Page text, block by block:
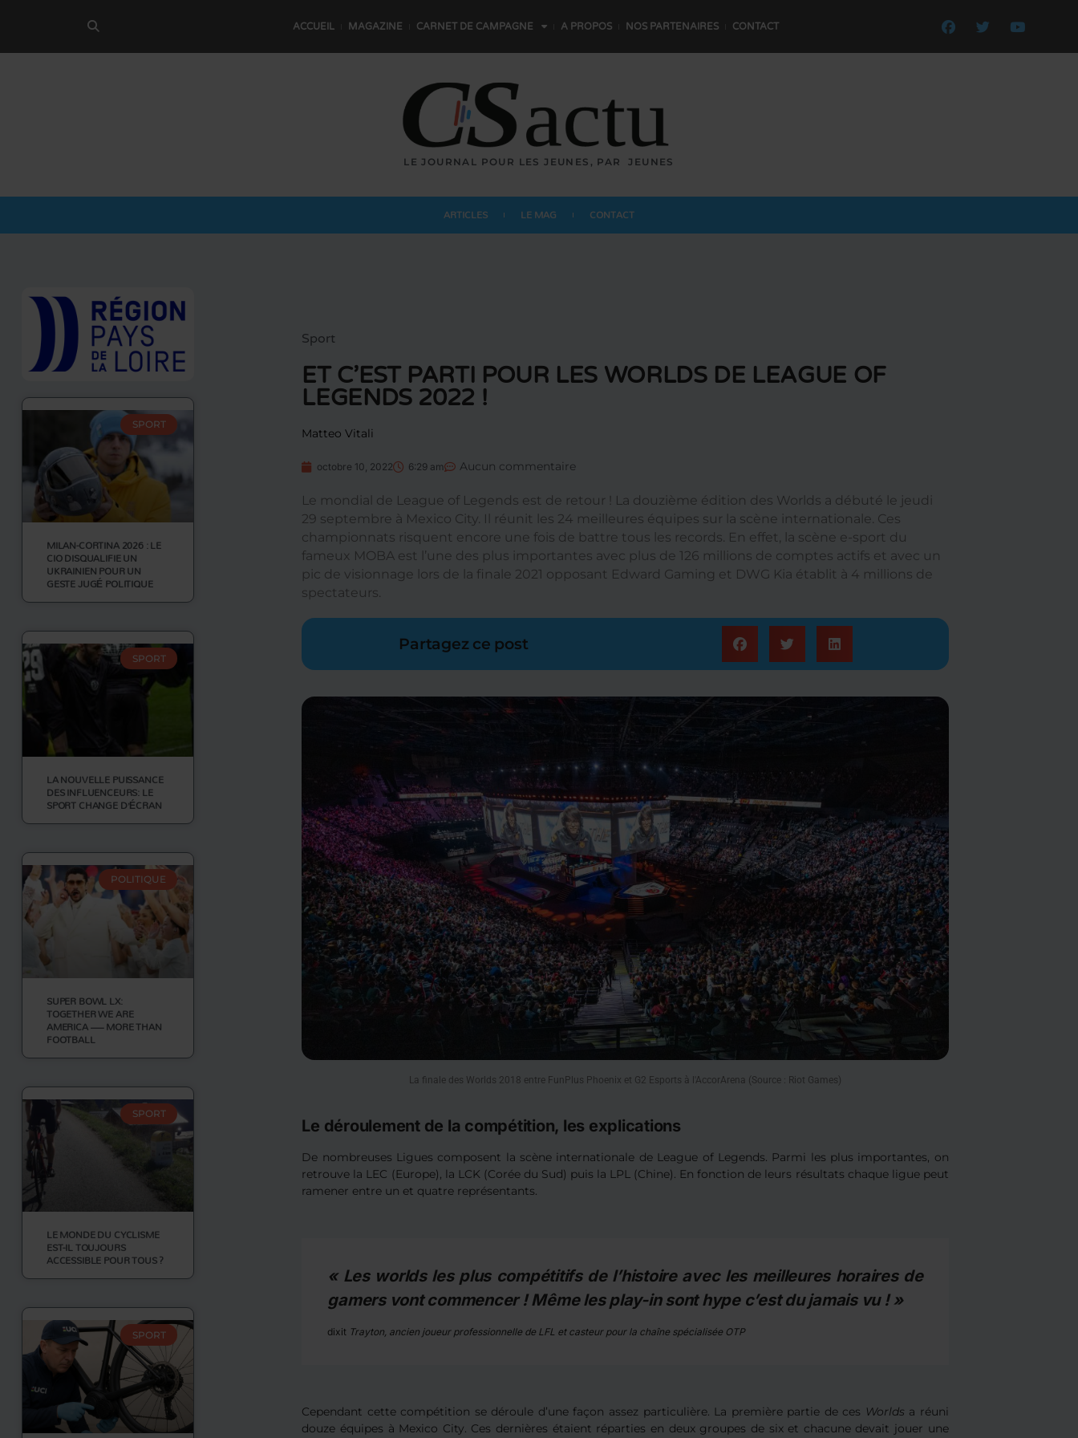
ACCUEIL MAGAZINE CARNET DE CAMPAGNE A PROPOS NOS PARTENAIRES CONTACT
LE JOURNAL POUR LES JEUNES, PAR LE S JEUNES
ARTICLES LE MAG CONTACT
SPORT
MILAN-CORTINA 2026 : LE
CIO DISQUALIFIE UN
UKRAINIEN POUR UN
GESTE JUGÉ POLITIQUE
SPORT
LA NOUVELLE PUISSANCE
DES INFLUENCEURS: LE
SPORT CHANGE D’ÉCRAN
POLITIQUE
SUPER BOWL LX:
TOGETHER WE ARE
AMERICA — MORE THAN
FOOTBALL
SPORT
LE MONDE DU CYCLISME
EST-IL TOUJOURS
ACCESSIBLE POUR TOUS ?
SPORT
Sport
ET C’EST PARTI POUR LES WORLDS DE LEAGUE OF
LEGENDS 2022 !
Matteo Vitali
octobre 10, 2022 6:29 am Aucun commentaire
Le mondial de League of Legends est de retour ! La douzième édition des Worlds a débuté le jeudi
29 septembre à Mexico City. Il réunit les 24 meilleures équipes sur la scène internationale. Ces
championnats risquent encore une fois de battre tous les records. En effet, la scène e-sport du
fameux MOBA est l’une des plus importantes avec plus de 126 millions de comptes actifs et avec un
pic de visionnage lors de la finale 2021 opposant Edward Gaming et DWG Kia établit à 4 millions de
spectateurs.
Partagez ce post
La finale des Worlds 2018 entre FunPlus Phoenix et G2 Esports à l'AccorArena (Source : Riot Games)
Le déroulement de la compétition, les explications
De nombreuses Ligues composent la scène internationale de League of Legends. Parmi les plus importantes, on
retrouve la LEC (Europe), la LCK (Corée du Sud) puis la LPL (Chine). En fonction de leurs résultats chaque ligue peut
ramener entre un et quatre représentants.
« Les worlds les plus compétitifs de l’histoire avec les meilleures horaires de
gamers vont commencer ! Même les play-in sont hype c’est du jamais vu ! »
dixit Trayton, ancien joueur professionnelle de LFL et casteur pour la chaîne spécialisée OTP
Cependant cette compétition se déroule d’une façon assez particulière. La première partie de ces Worlds a réuni
douze équipes à Mexico City. Ces dernières étaient réparties en deux groupes de six et chacune devait jouer une